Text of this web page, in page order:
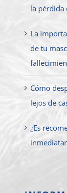
la pérdida
La
de tu
Cómo
lejos de
¿Es